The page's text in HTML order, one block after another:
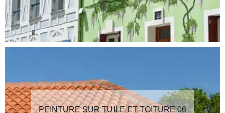
PEINTURE SUR TUILE ET TOITURE 06